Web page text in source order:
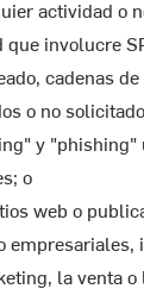
actividad o
involucre
cadenas
o no
y "phishing"
o
web o
empresariales,
la venta o